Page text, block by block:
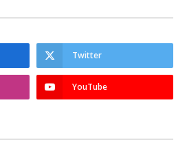
Twitter
YouTube